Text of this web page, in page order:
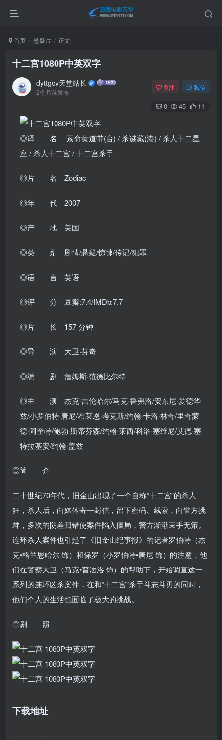
首页 悬疑片 正文
十二宫1080P中英双字
dyttgov天堂站长
2个月前发布
关注 私信
0 45 11
◎译 名 索命黄道带(台) / 杀谜藏(港) / 杀人十二星
座 / 杀人十二宫 / 十二宫杀手
◎片 名 Zodiac
◎年 代 2007
◎产 地 美国
◎类 别 剧情/悬疑/惊悚/传记/犯罪
◎语 言 英语
◎评 分 豆瓣:7.4/IMDb:7.7
◎片 长 157 分钟
◎导 演 大卫·芬奇
◎编 剧 詹姆斯·范德比尔特
◎主 演 杰克·吉伦哈尔/马克·鲁弗洛/安东尼·爱德华
兹/小罗伯特·唐尼/布莱恩·考克斯/约翰·卡洛·林奇/里奇蒙
德·阿奎特/鲍勃·斯蒂芬森/约翰·莱西/科洛·塞维尼/艾德·塞
特拉基安/约翰·盖兹
◎简 介
二十世纪70年代，旧金山出现了一个自称“十二宫”的杀人
狂，杀人后，向媒体寄一封信，留下密码、线索，向警方挑
衅，多次的阴差阳错使案件陷入僵局，警方渐渐束手无策。
连环杀人案件也引起了《旧金山纪事报》的记者罗伯特（杰
克•格兰恩哈尔 饰）和保罗（小罗伯特•唐尼 饰）的注意，他
们在警察大卫（马克•普法洛 饰）的帮助下，开始调查这一
系列的连环凶杀案件，在和“十二宫”杀手斗志斗勇的同时，
他们个人的生活也面临了极大的挑战。
◎剧 照
下载地址